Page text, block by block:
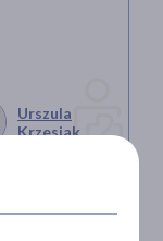
Urszula
Krzesiak